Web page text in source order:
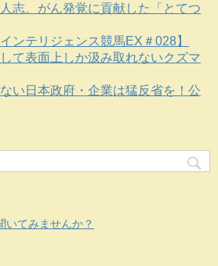
志、がん発覚に貢献した「とてつ
ンテリジェンス競馬EX＃028】
て表面上しか汲み取れないクズマ
い日本政府・企業は猛反省を！公
いてみませんか？